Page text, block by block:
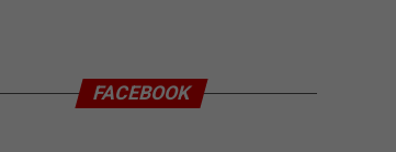
FACEBOOK